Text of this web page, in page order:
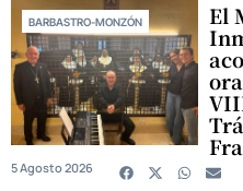
BARBASTRO-MONZÓN El
5 Agosto 2026